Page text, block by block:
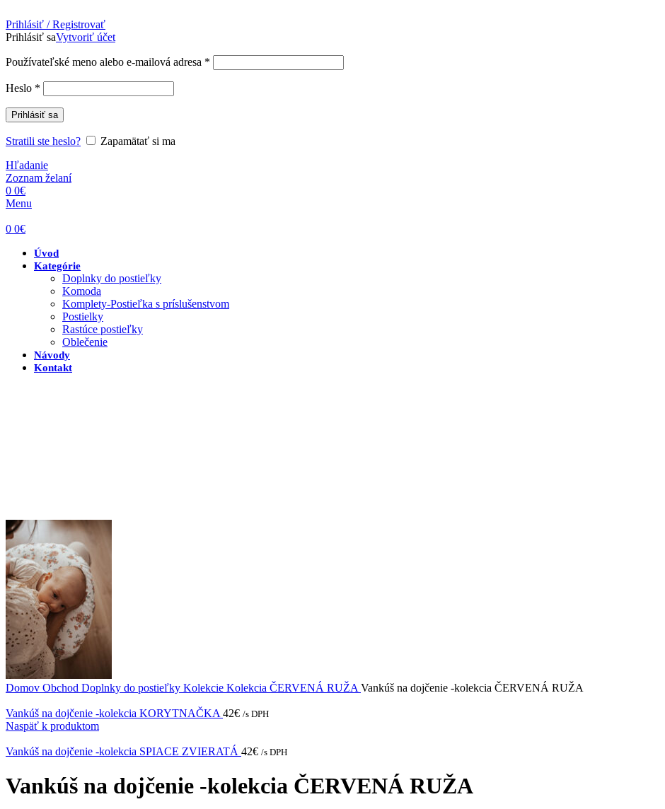
Prihlásiť / Registrovať
Prihlásiť saVytvoriť účet
Používateľské meno alebo e-mailová adresa *
Heslo *
Prihlásiť sa
Stratili ste heslo?
Zapamätať si ma
Hľadanie
Zoznam želaní
0 0€
Menu
0 0€
Úvod
Kategórie
Doplnky do postieľky
Komoda
Komplety-Postieľka s príslušenstvom
Postielky
Rastúce postieľky
Oblečenie
Návody
Kontakt
Domov Obchod Doplnky do postieľky Kolekcie Kolekcia ČERVENÁ RUŽA Vankúš na dojčenie -kolekcia ČERVENÁ RUŽA
Vankúš na dojčenie -kolekcia KORYTNAČKA 42€ /s DPH
Naspäť k produktom
Vankúš na dojčenie -kolekcia SPIACE ZVIERATÁ 42€ /s DPH
Vankúš na dojčenie -kolekcia ČERVENÁ RUŽA